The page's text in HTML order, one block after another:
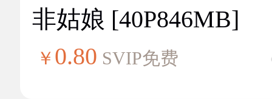
非姑娘 [40P846MB]
￥ 0.80 SVIP免费